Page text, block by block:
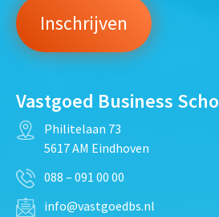
Vastgoed Business
Philitelaan 73
5617 AM Eindhoven
088 – 091 00 00
info@vastgoedbs.nl